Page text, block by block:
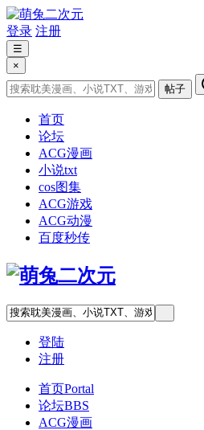
登录 注册
☰
×
帖子
首页
论坛
ACG漫画
小说txt
cos图集
ACG游戏
ACG动漫
百度秒传
登陆
注册
首页Portal
论坛BBS
ACG漫画